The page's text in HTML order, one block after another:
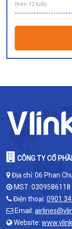
(trên 12 tuổi)
CÔNG TY CỔ
Địa chỉ: 06 Phan
MST: 0309586118
Điện thoại:
Email:
Website: